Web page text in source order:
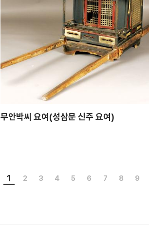
무안박씨 요여(성삼문 신주 요여)
1 2 3 4 5 6 7 8 9